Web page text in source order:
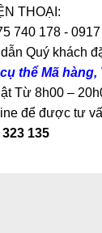
THOẠI:
740 178 -
Quý khách
thể Mã
Từ 8h00 –
để được tư
135